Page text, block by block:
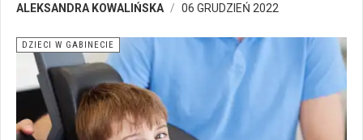
ALEKSANDRA KOWALIŃSKA 06 GRUDZIEŃ 2022
DZIECI W GABINECIE